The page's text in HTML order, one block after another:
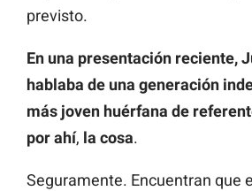
previsto.
En una presentación reciente,
hablaba de una generación
más joven huérfana de
por ahí, la cosa.
Seguramente. Encuentran que